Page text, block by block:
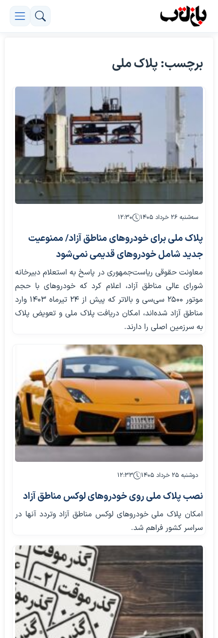
برچسب: پلاک ملی
سه‌شنبه ۲۶ خرداد ۱۴۰۵ ۱۲:۳۰
پلاک ملی برای خودروهای مناطق آزاد/ ممنوعیت
جدید شامل خودروهای قدیمی نمی‌شود
معاونت حقوقی ریاست‌جمهوری در پاسخ به استعلام دبیرخانه
شورای عالی مناطق آزاد، اعلام کرد که خودروهای با حجم
موتور ۲۵۰۰ سی‌سی و بالاتر که پیش از ۲۴ تیرماه ۱۴۰۳ وارد
مناطق آزاد شده‌اند، امکان دریافت پلاک ملی و تعویض پلاک
به سرزمین اصلی را دارند.
دوشنبه ۲۵ خرداد ۱۴۰۵ ۱۲:۳۳
نصب پلاک ملی روی خودروهای لوکس مناطق آزاد
امکان پلاک ملی خودروهای لوکس مناطق آزاد وتردد آنها در
سراسر کشور فراهم شد.